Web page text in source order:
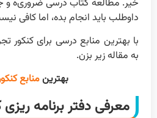
خیر. مطالعه کتاب درسی ضروری‌ه و
داوطلب باید انجام بده، اما کافی
با بهترین منابع درسی برای کنکور
به مقاله زیر بزن.
بهترینمنابع
معرفی دفتر برنامه